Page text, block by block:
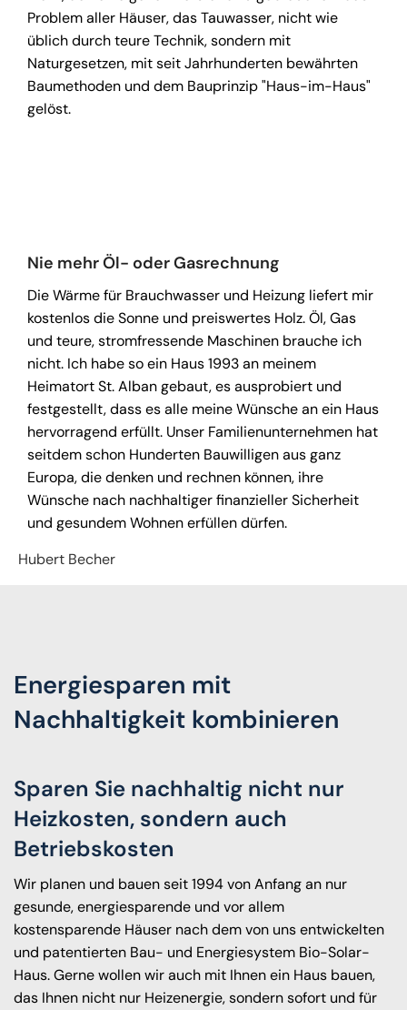
Problem aller Häuser, das Tauwasser, nicht wie
üblich durch teure Technik, sondern mit
Naturgesetzen, mit seit Jahrhunderten bewährten
Baumethoden und dem Bauprinzip "Haus-im-Haus"
gelöst.
Nie mehr Öl- oder Gasrechnung
Die Wärme für Brauchwasser und Heizung liefert mir
kostenlos die Sonne und preiswertes Holz. Öl, Gas
und teure, stromfressende Maschinen brauche ich
nicht. Ich habe so ein Haus 1993 an meinem
Heimatort St. Alban gebaut, es ausprobiert und
festgestellt, dass es alle meine Wünsche an ein Haus
hervorragend erfüllt. Unser Familienunternehmen hat
seitdem schon Hunderten Bauwilligen aus ganz
Europa, die denken und rechnen können, ihre
Wünsche nach nachhaltiger finanzieller Sicherheit
und gesundem Wohnen erfüllen dürfen.
Hubert Becher
Energiesparen mit
Nachhaltigkeit kombinieren
Sparen Sie nachhaltig nicht nur
Heizkosten, sondern auch
Betriebskosten
Wir planen und bauen seit 1994 von Anfang an nur
gesunde, energiesparende und vor allem
kostensparende Häuser nach dem von uns entwickelten
und patentierten Bau- und Energiesystem Bio-Solar-
Haus. Gerne wollen wir auch mit Ihnen ein Haus bauen,
das Ihnen nicht nur Heizenergie, sondern sofort und für